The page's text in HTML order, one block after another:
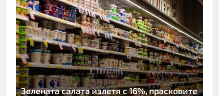
Зелената салата излетя с 16%, прасковите